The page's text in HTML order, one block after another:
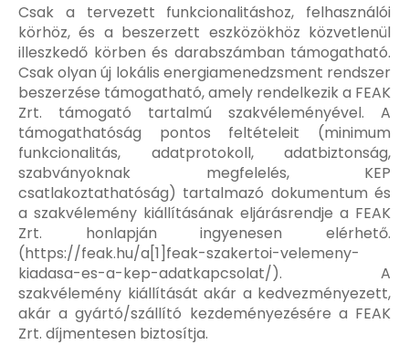
Csak a tervezett funkcionalitáshoz, felhasználói
körhöz, és a beszerzett eszközökhöz közvetlenül
illeszkedő körben és darabszámban támogatható.
Csak olyan új lokális energiamenedzsment rendszer
beszerzése támogatható, amely rendelkezik a FEAK
Zrt. támogató tartalmú szakvéleményével. A
támogathatóság pontos feltételeit (minimum
funkcionalitás, adatprotokoll, adatbiztonság,
szabványoknak megfelelés, KEP
csatlakoztathatóság) tartalmazó dokumentum és
a szakvélemény kiállításának eljárásrendje a FEAK
Zrt. honlapján ingyenesen elérhető.
(https://feak.hu/a[1]feak-szakertoi-velemeny-
kiadasa-es-a-kep-adatkapcsolat/). A
szakvélemény kiállítását akár a kedvezményezett,
akár a gyártó/szállító kezdeményezésére a FEAK
Zrt. díjmentesen biztosítja.